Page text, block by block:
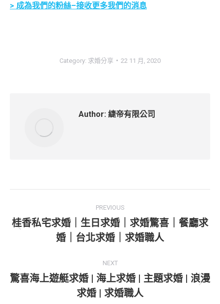
> 成為我們的粉絲–接收更多我們的消息
Category: 求婚分享 22 11 月, 2020
Author: 緁帝有限公司
navigation
PREVIOUS
Previous
post:
桂香私宅求婚｜生日求婚｜求婚驚喜｜餐廳求
婚｜台北求婚｜求婚職人
NEXT
Next
post:
驚喜海上遊艇求婚 | 海上求婚 | 主題求婚 | 浪漫
求婚 | 求婚職人